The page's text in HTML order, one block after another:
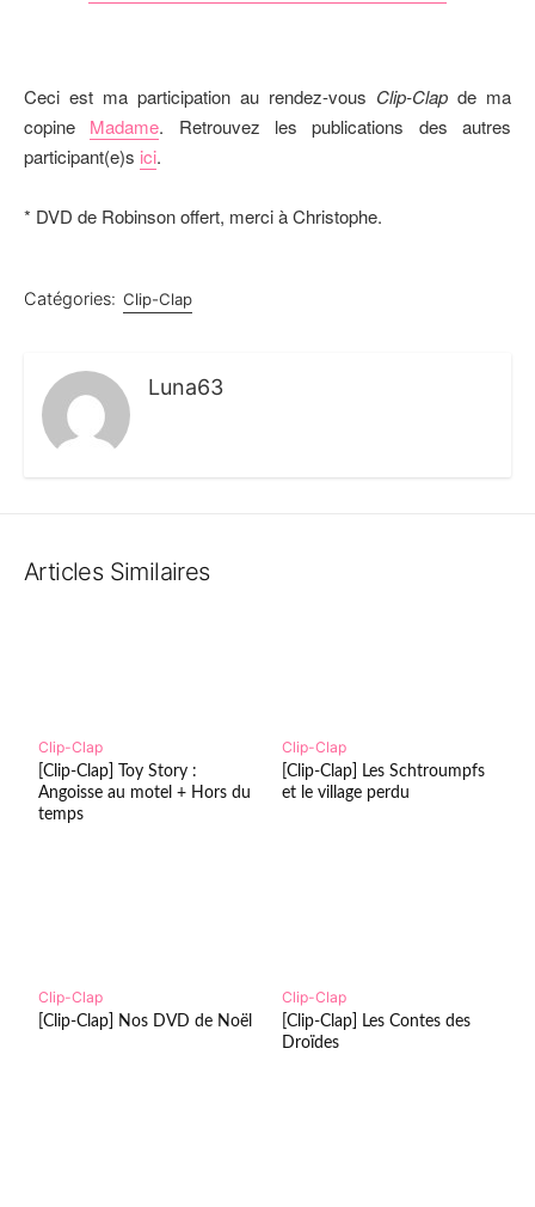
Ceci est ma participation au rendez-vous Clip-Clap de ma
copine Madame. Retrouvez les publications des autres
participant(e)s ici.
* DVD de Robinson offert, merci à Christophe.
Catégories: Clip-Clap
Luna63
Articles Similaires
Clip-Clap
[Clip-Clap] Toy Story :
Angoisse au motel + Hors du
temps
Clip-Clap
[Clip-Clap] Les Schtroumpfs
et le village perdu
Clip-Clap
[Clip-Clap] Nos DVD de Noël
Clip-Clap
[Clip-Clap] Les Contes des
Droïdes